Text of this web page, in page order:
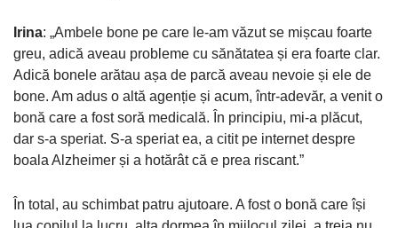
Irina: „Ambele bone pe care le-am văzut se mișcau foarte
greu, adică aveau probleme cu sănătatea și era foarte clar.
Adică bonele arătau așa de parcă aveau nevoie și ele de
bone. Am adus o altă agenție și acum, într-adevăr, a venit o
bonă care a fost soră medicală. În principiu, mi-a plăcut,
dar s-a speriat. S-a speriat ea, a citit pe internet despre
boala Alzheimer și a hotărât că e prea riscant.”
În total, au schimbat patru ajutoare. A fost o bonă care își